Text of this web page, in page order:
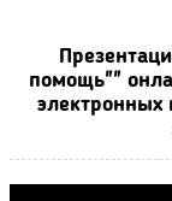
помощь""
электронных